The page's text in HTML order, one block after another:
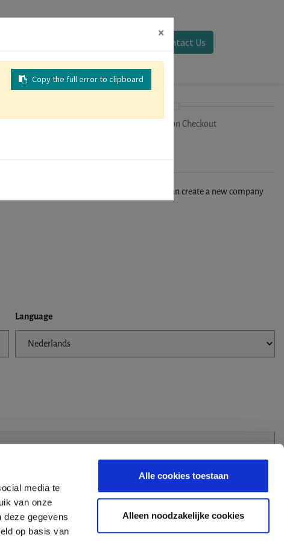
media te
van onze
deze gegevens
op basis van
Alle cookies toestaan
Alleen noodzakelijke cookies
Contact Us
Registration Checkout
find your company in our database, you can create a new company
Language
×
Copy the full error to clipboard